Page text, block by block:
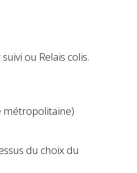
ou Relais colis.
métropolitaine)
du choix du